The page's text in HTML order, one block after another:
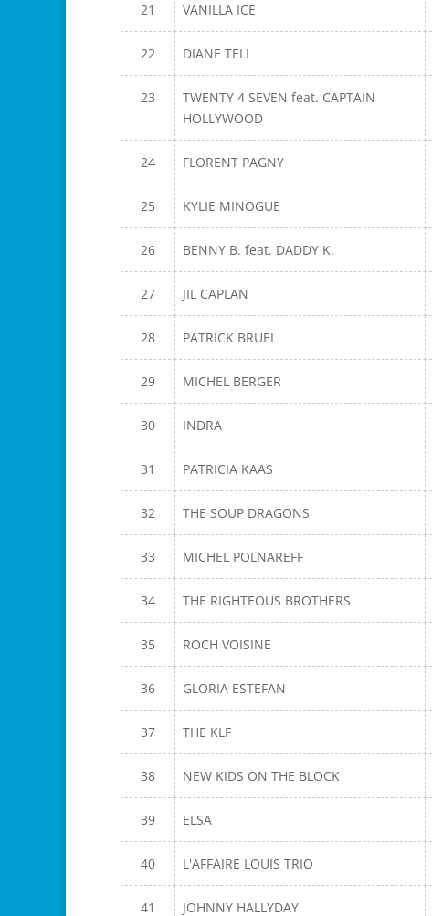
21 VANILLA ICE
22 DIANE TELL
23
TWENTY 4 SEVEN feat. CAPTAIN
HOLLYWOOD
24 FLORENT PAGNY
25 KYLIE MINOGUE
26 BENNY B. feat. DADDY K.
27 JIL CAPLAN
28 PATRICK BRUEL
29 MICHEL BERGER
30 INDRA
31 PATRICIA KAAS
32 THE SOUP DRAGONS
33 MICHEL POLNAREFF
34 THE RIGHTEOUS BROTHERS
35 ROCH VOISINE
36 GLORIA ESTEFAN
37 THE KLF
38 NEW KIDS ON THE BLOCK
39 ELSA
40 L'AFFAIRE LOUIS TRIO
41 JOHNNY HALLYDAY